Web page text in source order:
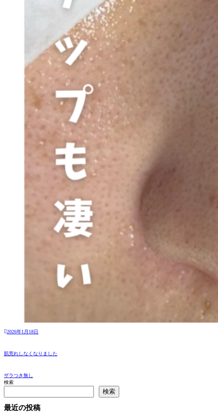
2026年1月18日
肌荒れしなくなりました
ザラつき無し
検索
検索
最近の投稿